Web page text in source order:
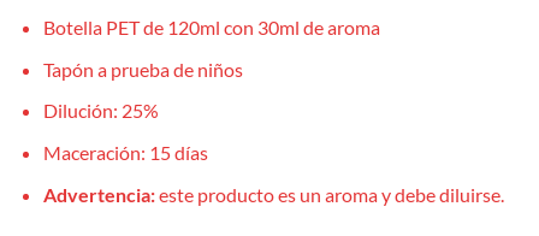
Botella PET de 120ml con 30ml de aroma
Tapón a prueba de niños
Dilución: 25%
Maceración: 15 días
Advertencia:este producto es un aroma y debe diluirse.